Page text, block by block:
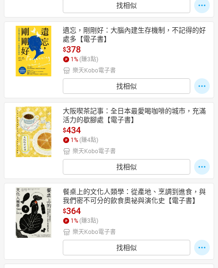
找相似
遺忘，剛剛好：大腦內建生存機制，不記得的好
處多【電子書】
$378
1 % (賺3點)
樂天Kobo電子書
找相似
大阪喫茶記事：全日本最愛喝咖啡的城市，充滿
活力的歇腳處【電子書】
$434
1 % (賺4點)
樂天Kobo電子書
找相似
餐桌上的文化人類學：從產地、烹調到進食，與
我們密不可分的飲食奧祕與演化史【電子書】
$364
1 % (賺3點)
樂天Kobo電子書
找相似